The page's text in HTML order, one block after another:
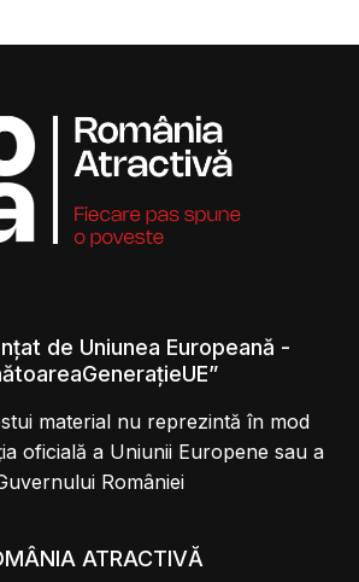
de Uniunea Europeană -
material nu reprezintă în mod
oficială a Uniunii Europene sau a
României
ATRACTIVĂ